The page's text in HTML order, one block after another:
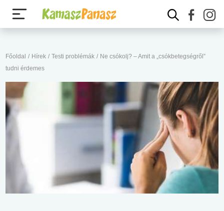
Főoldal / Hírek / Testi problémák / Ne csókolj? – Amit a „csókbetegségről”
tudni érdemes